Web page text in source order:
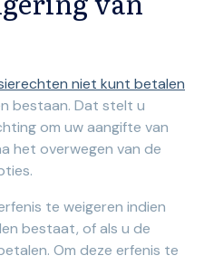
niet kunt betalen
bestaan. Dat stelt u
om uw aangifte van
het overwegen van de
te weigeren indien
bestaat, of als u de
Om deze erfenis te